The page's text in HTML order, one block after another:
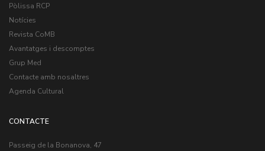
Pòlissa RCP
Notícies
Revista CoMB
Avantatges i descomptes
Grup Med
Contacte amb nosaltres
Agenda Cultural
CONTACTE
Passeig de la Bonanova, 47